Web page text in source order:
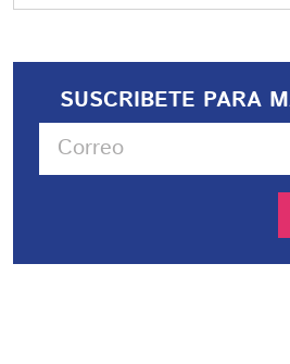
SUSCRIBETE PARA